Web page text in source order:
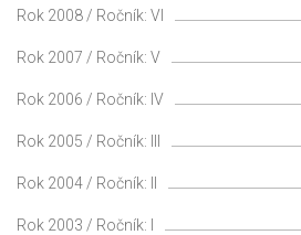
Rok 2008 / Ročník: VI
Rok 2007 / Ročník: V
Rok 2006 / Ročník: IV
Rok 2005 / Ročník: III
Rok 2004 / Ročník: II
Rok 2003 / Ročník: I